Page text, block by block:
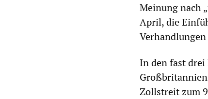
Meinung nach
April, die
In den fast
Zollstreit zum